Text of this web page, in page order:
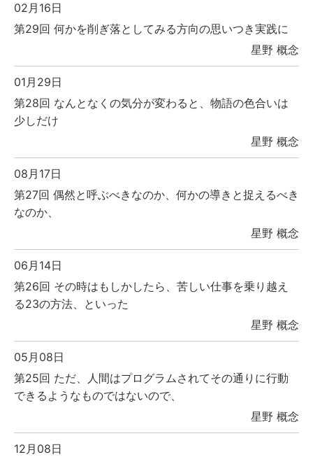
02月16日
第29回 何かを削ぎ落としてみる方向の思いつき実践に
星野 概念
01月29日
第28回 なんとなくの気分が変わると、物語の色合いは
少しだけ
星野 概念
08月17日
第27回 偶然と呼ぶべきなのか、何かの導きと捉えるべき
なのか、
星野 概念
06月14日
第26回 その時はもしかしたら、苦しい仕事を乗り越え
る23の方法、といった
星野 概念
05月08日
第25回 ただ、人間はプログラムされてその通りに行動
できるようなものではないので、
星野 概念
12月08日